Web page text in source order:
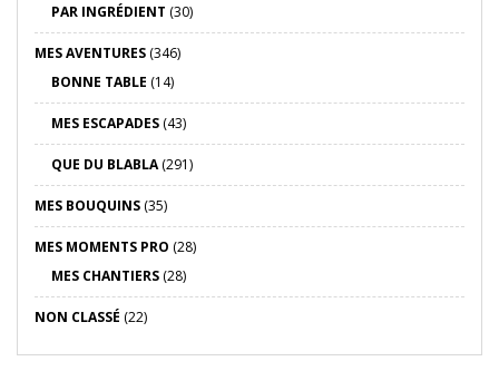
PAR INGRÉDIENT (30)
MES AVENTURES (346)
BONNE TABLE (14)
MES ESCAPADES (43)
QUE DU BLABLA(291)
MES BOUQUINS (35)
MES MOMENTS PRO (28)
MES CHANTIERS (28)
NON CLASSÉ (22)